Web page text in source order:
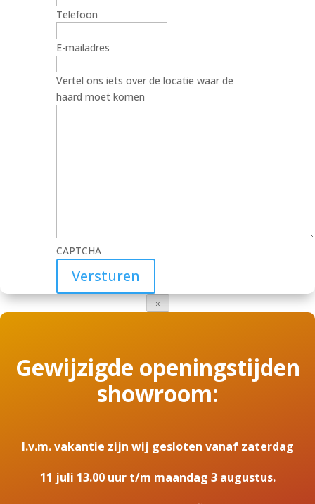
Telefoon
E-mailadres
Vertel ons iets over de locatie waar de
haard moet komen
CAPTCHA
Versturen
×
Gewijzigde openingstijden
showroom:
I.v.m. vakantie zijn wij gesloten vanaf zaterdag
11 juli 13.00 uur t/m maandag 3 augustus.